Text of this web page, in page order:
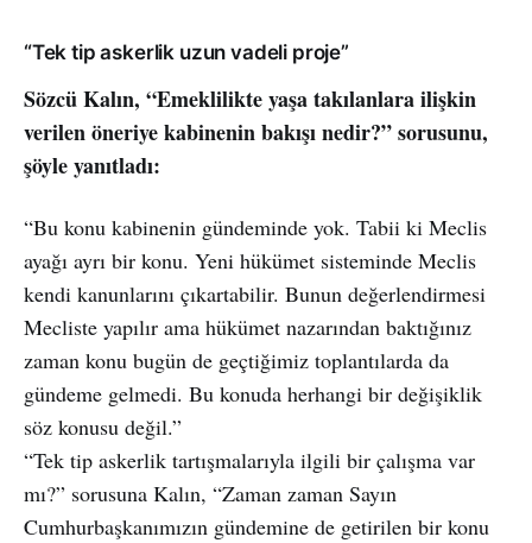
“Tek tip askerlik uzun vadeli proje”
Sözcü Kalın, “Emeklilikte yaşa takılanlara ilişkin
verilen öneriye kabinenin bakışı nedir?” sorusunu,
şöyle yanıtladı:
“Bu konu kabinenin gündeminde yok. Tabii ki Meclis
ayağı ayrı bir konu. Yeni hükümet sisteminde Meclis
kendi kanunlarını çıkartabilir. Bunun değerlendirmesi
Mecliste yapılır ama hükümet nazarından baktığınız
zaman konu bugün de geçtiğimiz toplantılarda da
gündeme gelmedi. Bu konuda herhangi bir değişiklik
söz konusu değil.”
“Tek tip askerlik tartışmalarıyla ilgili bir çalışma var
mı?” sorusuna Kalın, “Zaman zaman Sayın
Cumhurbaşkanımızın gündemine de getirilen bir konu